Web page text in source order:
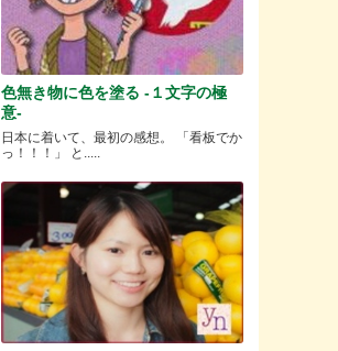
色無き物に色を塗る -１文字の極
意-
日本に着いて、最初の感想。 「看板でか
っ！！！」 と.....